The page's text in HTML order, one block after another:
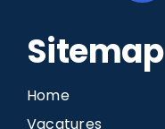
Sitemap
Home
Vacatures